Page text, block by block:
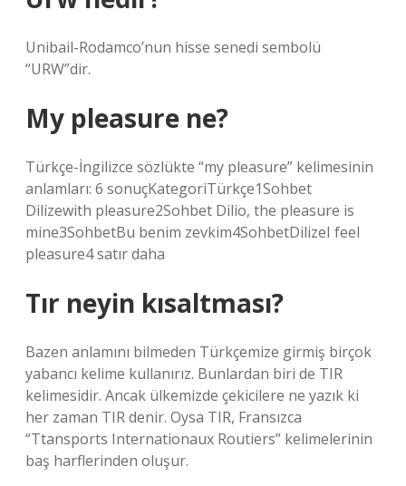
Unibail-Rodamco’nun hisse senedi sembolü
“URW”dir.
My pleasure ne?
Türkçe-İngilizce sözlükte “my pleasure” kelimesinin
anlamları: 6 sonuçKategoriTürkçe1Sohbet
Dilizewith pleasure2Sohbet Dilio, the pleasure is
mine3SohbetBu benim zevkim4SohbetDilizeI feel
pleasure4 satır daha
Tır neyin kısaltması?
Bazen anlamını bilmeden Türkçemize girmiş birçok
yabancı kelime kullanırız. Bunlardan biri de TIR
kelimesidir. Ancak ülkemizde çekicilere ne yazık ki
her zaman TIR denir. Oysa TIR, Fransızca
“Ttansports Internationaux Routiers” kelimelerinin
baş harflerinden oluşur.